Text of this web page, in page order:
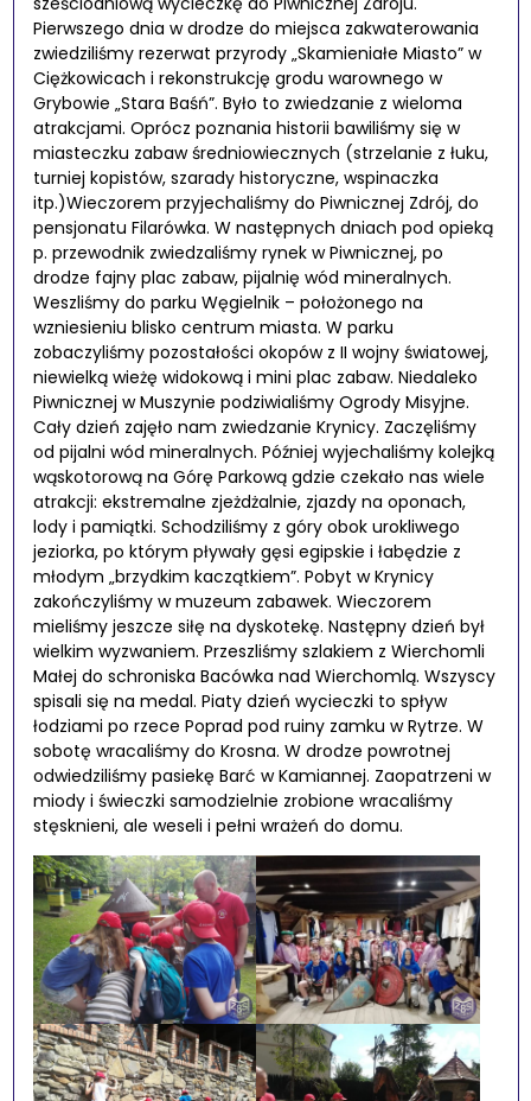
Pierwszego dnia w drodze do miejsca zakwaterowania
zwiedziliśmy rezerwat przyrody „Skamieniałe Miasto” w
Ciężkowicach i rekonstrukcję grodu warownego w
Grybowie „Stara Baśń”. Było to zwiedzanie z wieloma
atrakcjami. Oprócz poznania historii bawiliśmy się w
miasteczku zabaw średniowiecznych (strzelanie z łuku,
turniej kopistów, szarady historyczne, wspinaczka
itp.)Wieczorem przyjechaliśmy do Piwnicznej Zdrój, do
pensjonatu Filarówka. W następnych dniach pod opieką
p. przewodnik zwiedzaliśmy rynek w Piwnicznej, po
drodze fajny plac zabaw, pijalnię wód mineralnych.
Weszliśmy do parku Węgielnik – położonego na
wzniesieniu blisko centrum miasta. W parku
zobaczyliśmy pozostałości okopów z II wojny światowej,
niewielką wieżę widokową i mini plac zabaw. Niedaleko
Piwnicznej w Muszynie podziwialiśmy Ogrody Misyjne.
Cały dzień zajęło nam zwiedzanie Krynicy. Zaczęliśmy
od pijalni wód mineralnych. Później wyjechaliśmy kolejką
wąskotorową na Górę Parkową gdzie czekało nas wiele
atrakcji: ekstremalne zjeżdżalnie, zjazdy na oponach,
lody i pamiątki. Schodziliśmy z góry obok urokliwego
jeziorka, po którym pływały gęsi egipskie i łabędzie z
młodym „brzydkim kaczątkiem”. Pobyt w Krynicy
zakończyliśmy w muzeum zabawek. Wieczorem
mieliśmy jeszcze siłę na dyskotekę. Następny dzień był
wielkim wyzwaniem. Przeszliśmy szlakiem z Wierchomli
Małej do schroniska Bacówka nad Wierchomlą. Wszyscy
spisali się na medal. Piaty dzień wycieczki to spływ
łodziami po rzece Poprad pod ruiny zamku w Rytrze. W
sobotę wracaliśmy do Krosna. W drodze powrotnej
odwiedziliśmy pasiekę Barć w Kamiannej. Zaopatrzeni w
miody i świeczki samodzielnie zrobione wracaliśmy
stęsknieni, ale weseli i pełni wrażeń do domu.